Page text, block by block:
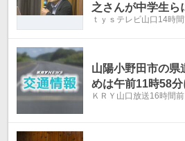
之さんが中学生
講演内容全文
ｔｙｓテレビ山口 14時
山陽小野田市の県
めは午前11時58分
ＫＲＹ山口放送16時間前